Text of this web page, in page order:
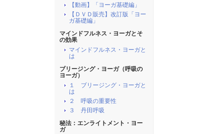
【動画】「ヨーガ基礎編」
【ＤＶＤ販売】改訂版「ヨー
ガ基礎編」
マインドフルネス・ヨーガとそ
の効果
マインドフルネス・ヨーガと
は
ブリージング・ヨーガ（呼吸の
ヨーガ）
１ ブリージング・ヨーガと
は
２ 呼吸の重要性
３ 丹田呼吸
秘法：エンライトメント・ヨー
ガ